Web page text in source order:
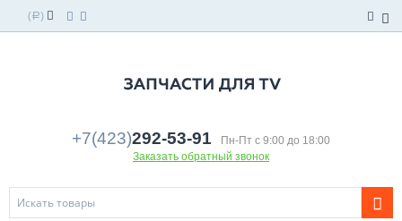
( Р )
+7(423)292-53-91
Пн-Пт с 9:00 до 18:00
Заказать обратный звонок